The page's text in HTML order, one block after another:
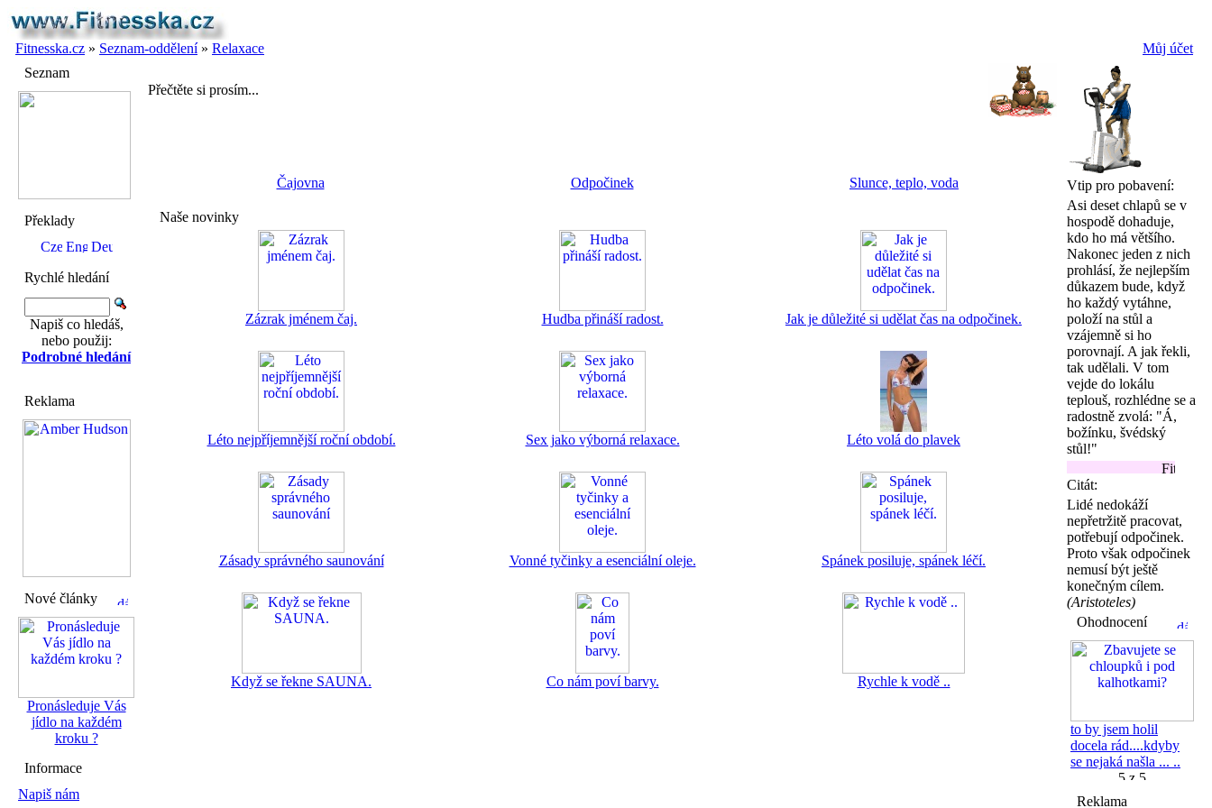
Fitnesska.cz » Seznam-oddělení» Relaxace
Můj účet
Seznam
Překlady
Rychlé hledání
Napiš co hledáš,
nebo použij:
Podrobné hledání
Reklama
Nové články
Pronásleduje Vás
jídlo na každém
kroku ?
Informace
Napiš nám
Přečtěte si prosím...
Čajovna Odpočinek Slunce, teplo, voda
Naše novinky
Zázrak jménem čaj. Hudba přináší radost. Jak je důležité si udělat čas na odpočinek.
Léto nejpříjemnější roční období. Sex jako výborná relaxace. Léto volá do plavek
Zásady správného saunování Vonné tyčinky a esenciální oleje. Spánek posiluje, spánek léčí.
Když se řekne SAUNA. Co nám poví barvy. Rychle k vodě ..
Vtip pro pobavení:
Asi deset chlapů se v
hospodě dohaduje,
kdo ho má většího.
Nakonec jeden z nich
prohlásí, že nejlepším
důkazem bude, když
ho každý vytáhne,
položí na stůl a
vzájemně si ho
porovnají. A jak řekli,
tak udělali. V tom
vejde do lokálu
teplouš, rozhlédne se a
radostně zvolá: "Á,
božínku, švédský
stůl!"
Citát:
Lidé nedokáží
nepřetržitě pracovat,
potřebují odpočinek.
Proto však odpočinek
nemusí být ještě
konečným cílem.
(Aristoteles)
Ohodnocení
to by jsem holil
docela rád....kdyby
se nejaká našla ... ..
Reklama